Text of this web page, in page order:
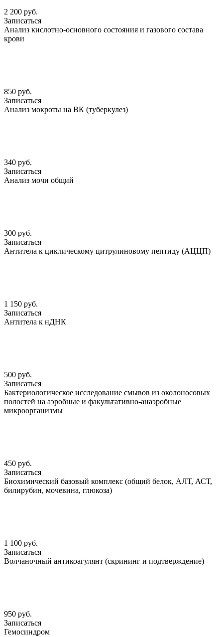
2 200 руб.
Записаться
Анализ кислотно-основного состояния и газового состава
крови
850 руб.
Записаться
Анализ мокроты на ВК (туберкулез)
340 руб.
Записаться
Анализ мочи общий
300 руб.
Записаться
Антитела к циклическому цитрулиновому пептиду (АЦЦП)
1 150 руб.
Записаться
Антитела к нДНК
500 руб.
Записаться
Бактериологическое исследование смывов из околоносовых
полостей на аэробные и факультативно-анаэробные
микроорганизмы
450 руб.
Записаться
Биохимический базовый комплекс (общий белок, АЛТ, АСТ,
билирубин, мочевина, глюкоза)
1 100 руб.
Записаться
Волчаночный антикоагулянт (скрининг и подтверждение)
950 руб.
Записаться
Гемосиндром